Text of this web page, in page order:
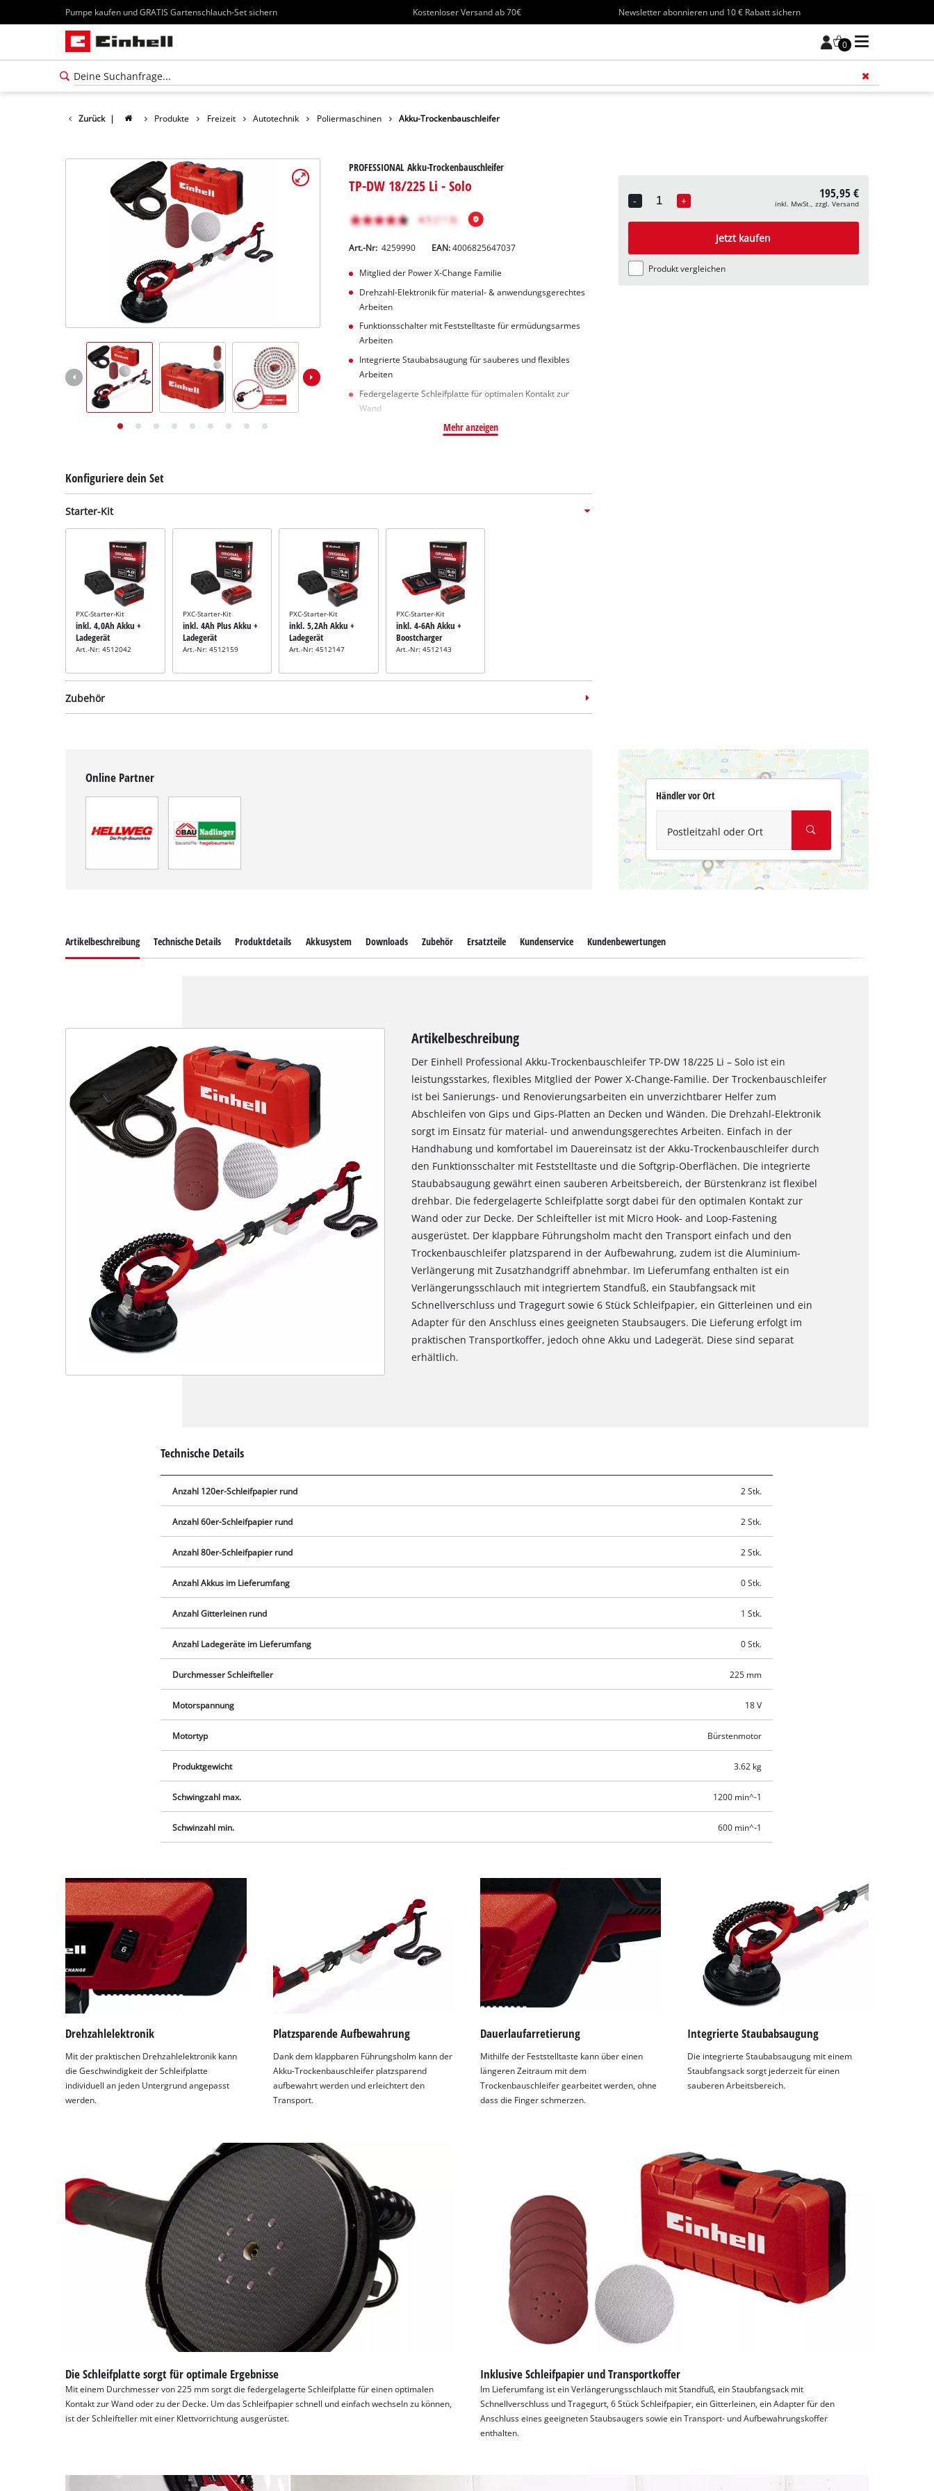
Pumpe kaufen und GRATIS Gartenschlauch-Set sichern Kostenloser Versand ab 70€ Newsletter abonnieren und 10 € Rabatt sichern
0
Zurück | Produkte Freizeit Autotechnik Poliermaschinen Akku-Trockenbauschleifer
PROFESSIONAL Akku-Trockenbauschleifer
TP-DW 18/225 Li - Solo
Art.-Nr: 4259990 EAN:4006825647037
Mitglied der Power X-Change Familie
Drehzahl-Elektronik für material- & anwendungsgerechtes
Arbeiten
Funktionsschalter mit Feststelltaste für ermüdungsarmes
Arbeiten
Integrierte Staubabsaugung für sauberes und flexibles
Arbeiten
Federgelagerte Schleifplatte für optimalen Kontakt zur
Wand
Mehr anzeigen
Konfiguriere dein Set
Starter-Kit
PXC-Starter-Kit
inkl. 4,0Ah Akku +
Ladegerät
Art.-Nr: 4512042
PXC-Starter-Kit
inkl. 4Ah Plus Akku +
Ladegerät
Art.-Nr: 4512159
PXC-Starter-Kit
inkl. 5,2Ah Akku +
Ladegerät
Art.-Nr: 4512147
PXC-Starter-Kit
inkl. 4-6Ah Akku +
Boostcharger
Art.-Nr: 4512143
Zubehör
Schleifpapier-Set
Schleifpapier-Set
Schleifpapier-Set
Art.-Nr: 49491066
-
Quantity
+ 195,95 €
inkl. MwSt., zzgl. Versand
Jetzt kaufen
Produkt vergleichen
Online Partner
Händler vor Ort
Postleitzahl oder Ort
Google Maps laden zu können!
Management Platform
Artikelbeschreibung Technische Details Produktdetails Akkusystem Downloads Zubehör Ersatzteile Kundenservice Kundenbewertungen
Artikelbeschreibung
Der Einhell Professional Akku-Trockenbauschleifer TP-DW 18/225 Li – Solo ist ein
leistungsstarkes, flexibles Mitglied der Power X-Change-Familie. Der Trockenbauschleifer
ist bei Sanierungs- und Renovierungsarbeiten ein unverzichtbarer Helfer zum
Abschleifen von Gips und Gips-Platten an Decken und Wänden. Die Drehzahl-Elektronik
sorgt im Einsatz für material- und anwendungsgerechtes Arbeiten. Einfach in der
Handhabung und komfortabel im Dauereinsatz ist der Akku-Trockenbauschleifer durch
den Funktionsschalter mit Feststelltaste und die Softgrip-Oberflächen. Die integrierte
Staubabsaugung gewährt einen sauberen Arbeitsbereich, der Bürstenkranz ist flexibel
drehbar. Die federgelagerte Schleifplatte sorgt dabei für den optimalen Kontakt zur
Wand oder zur Decke. Der Schleifteller ist mit Micro Hook- and Loop-Fastening
ausgerüstet. Der klappbare Führungsholm macht den Transport einfach und den
Trockenbauschleifer platzsparend in der Aufbewahrung, zudem ist die Aluminium-
Verlängerung mit Zusatzhandgriff abnehmbar. Im Lieferumfang enthalten ist ein
Verlängerungsschlauch mit integriertem Standfuß, ein Staubfangsack mit
Schnellverschluss und Tragegurt sowie 6 Stück Schleifpapier, ein Gitterleinen und ein
Adapter für den Anschluss eines geeigneten Staubsaugers. Die Lieferung erfolgt im
praktischen Transportkoffer, jedoch ohne Akku und Ladegerät. Diese sind separat
erhältlich.
Technische Details
Anzahl 120er-Schleifpapier rund 2 Stk.
Anzahl 60er-Schleifpapier rund 2 Stk.
Anzahl 80er-Schleifpapier rund 2 Stk.
Anzahl Akkus im Lieferumfang 0 Stk.
Anzahl Gitterleinen rund 1 Stk.
Anzahl Ladegeräte im Lieferumfang 0 Stk.
Durchmesser Schleifteller 225 mm
Motorspannung 18 V
Motortyp Bürstenmotor
Produktgewicht 3.62 kg
Schwingzahl max. 1200 min^-1
Schwinzahl min. 600 min^-1
Drehzahlelektronik
Mit der praktischen Drehzahlelektronik kann
die Geschwindigkeit der Schleifplatte
individuell an jeden Untergrund angepasst
werden.
Platzsparende Aufbewahrung
Dank dem klappbaren Führungsholm kann der
Akku-Trockenbauschleifer platzsparend
aufbewahrt werden und erleichtert den
Transport.
Dauerlaufarretierung
Mithilfe der Feststelltaste kann über einen
längeren Zeitraum mit dem
Trockenbauschleifer gearbeitet werden, ohne
dass die Finger schmerzen.
Integrierte Staubabsaugung
Die integrierte Staubabsaugung mit einem
Staubfangsack sorgt jederzeit für einen
sauberen Arbeitsbereich.
Die Schleifplatte sorgt für optimale Ergebnisse
Mit einem Durchmesser von 225 mm sorgt die federgelagerte Schleifplatte für einen optimalen
Kontakt zur Wand oder zu der Decke. Um das Schleifpapier schnell und einfach wechseln zu können,
ist der Schleifteller mit einer Klettvorrichtung ausgerüstet.
Inklusive Schleifpapier und Transportkoffer
Im Lieferumfang ist ein Verlängerungsschlauch mit Standfuß, ein Staubfangsack mit
Schnellverschluss und Tragegurt, 6 Stück Schleifpapier, ein Gitterleinen, ein Adapter für den
Anschluss eines geeigneten Staubsaugers sowie ein Transport- und Aufbewahrungskoffer
enthalten.